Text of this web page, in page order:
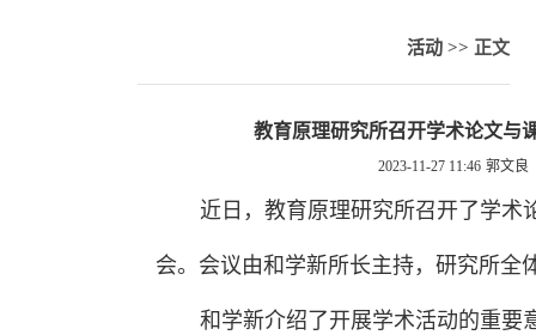
活动>> 正文
教育原理研究所召开学术论文与
2023-11-27 11:46 郭文良
近日，教育原理研究所召开了学术
会。会议由和学新所长主持，研究所全
和学新介绍了开展学术活动的重要